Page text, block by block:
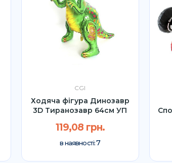
CGI
Ходяча фігура Динозавр
3D Тиранозавр 64см УП
119,08 грн.
в наявності:7